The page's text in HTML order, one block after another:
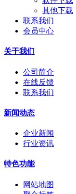
其他下载
联系我们
会员中心
关于我们
公司简介
在线反馈
联系我们
新闻动态
企业新闻
行业资讯
特色功能
网站地图